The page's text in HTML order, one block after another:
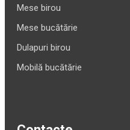
Mese birou
Mese bucătărie
Dulapuri birou
Mobilă bucătărie